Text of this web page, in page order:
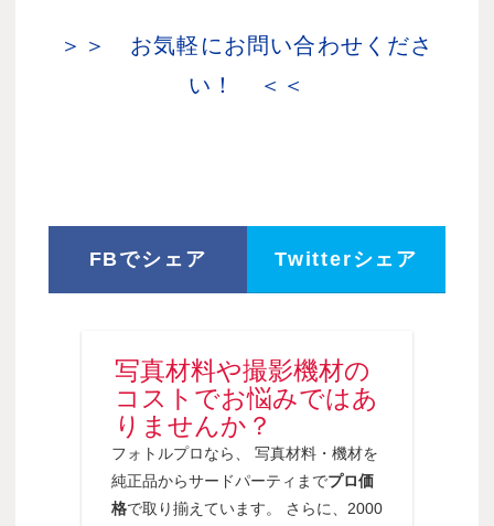
＞＞ お気軽にお問い合わせくださ
い！ ＜＜
FBでシェア Twitterシェア
写真材料や撮影機材の
コストでお悩みではあ
りませんか？
フォトルプロなら、 写真材料・機材を
純正品からサードパーティまでプロ価
格で取り揃えています。 さらに、2000